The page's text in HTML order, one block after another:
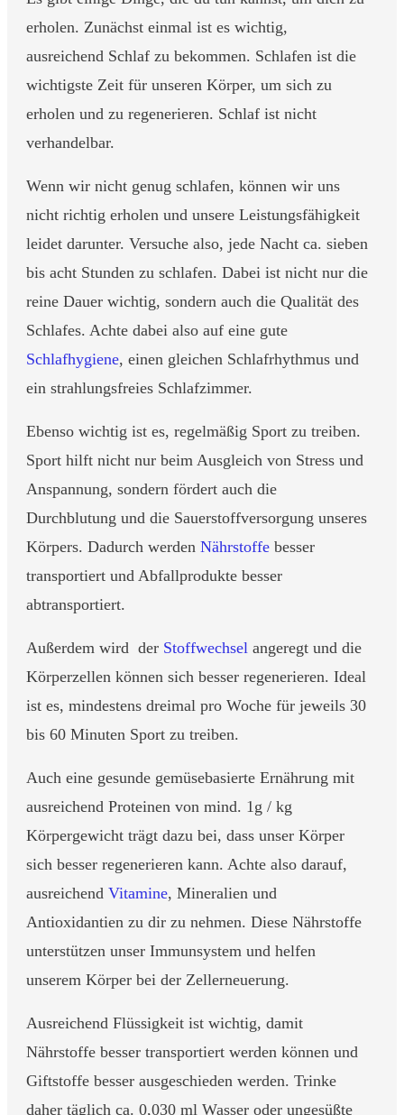
erholen. Zunächst einmal ist es wichtig,
ausreichend Schlaf zu bekommen. Schlafen ist die
wichtigste Zeit für unseren Körper, um sich zu
erholen und zu regenerieren. Schlaf ist nicht
verhandelbar.
Wenn wir nicht genug schlafen, können wir uns
nicht richtig erholen und unsere Leistungsfähigkeit
leidet darunter. Versuche also, jede Nacht ca. sieben
bis acht Stunden zu schlafen. Dabei ist nicht nur die
reine Dauer wichtig, sondern auch die Qualität des
Schlafes. Achte dabei also auf eine gute
Schlafhygiene, einen gleichen Schlafrhythmus und
ein strahlungsfreies Schlafzimmer.
Ebenso wichtig ist es, regelmäßig Sport zu treiben.
Sport hilft nicht nur beim Ausgleich von Stress und
Anspannung, sondern fördert auch die
Durchblutung und die Sauerstoffversorgung unseres
Körpers. Dadurch werden Nährstoffe besser
transportiert und Abfallprodukte besser
abtransportiert.
Außerdem wird der Stoffwechsel angeregt und die
Körperzellen können sich besser regenerieren. Ideal
ist es, mindestens dreimal pro Woche für jeweils 30
bis 60 Minuten Sport zu treiben.
Auch eine gesunde gemüsebasierte Ernährung mit
ausreichend Proteinen von mind. 1g / kg
Körpergewicht trägt dazu bei, dass unser Körper
sich besser regenerieren kann. Achte also darauf,
ausreichend Vitamine, Mineralien und
Antioxidantien zu dir zu nehmen. Diese Nährstoffe
unterstützen unser Immunsystem und helfen
unserem Körper bei der Zellerneuerung.
Ausreichend Flüssigkeit ist wichtig, damit
Nährstoffe besser transportiert werden können und
Giftstoffe besser ausgeschieden werden. Trinke
daher täglich ca. 0,030 ml Wasser oder ungesüßte